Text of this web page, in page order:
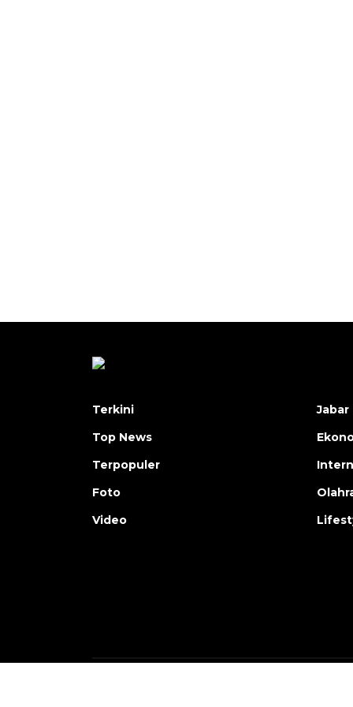
Terkini
Top News
Terpopuler
Foto
Video